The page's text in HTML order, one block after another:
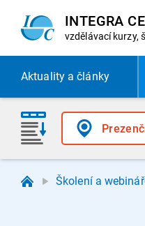
INTEGRA
vzdělávací kurzy,
Aktualitya články
Školení a